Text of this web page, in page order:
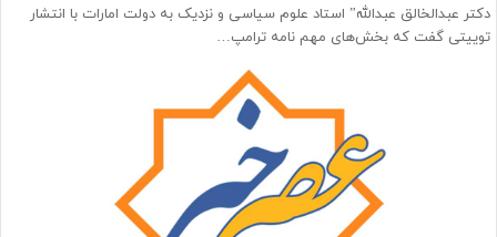
دکتر عبدالخالق عبدالله” استاد علوم سیاسی و نزدیک به دولت امارات با انتشار
توییتی گفت که بخش‌های مهم نامه ترامپ…